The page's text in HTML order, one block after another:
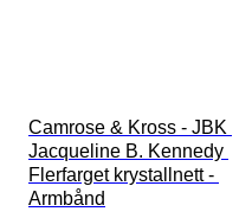
Camrose & Kross - JBK
Jacqueline B. Kennedy
Flerfarget krystallnett -
Armbånd